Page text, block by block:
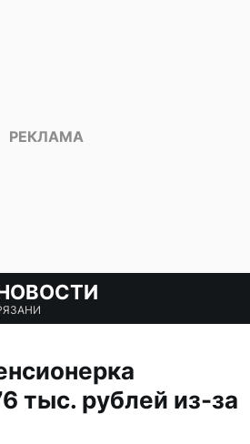
тыс. рублей из-за